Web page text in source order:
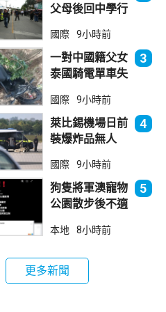
父母後回中學行
死23傷
國際 9小時前
一對中國籍父女
泰國騎電單車失
傷
3
國際 9小時前
萊比錫機場日前
裝爆炸品無人
發現再踢落
4
國際 9小時前
狗隻將軍澳寵物
公園散步後不適
跟進
5
本地 8小時前
更多新聞